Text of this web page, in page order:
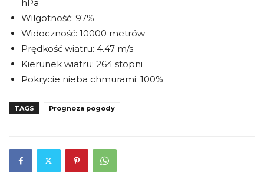
hPa
Wilgotność: 97%
Widoczność: 10000 metrów
Prędkość wiatru: 4.47 m/s
Kierunek wiatru: 264 stopni
Pokrycie nieba chmurami: 100%
TAGS Prognoza pogody